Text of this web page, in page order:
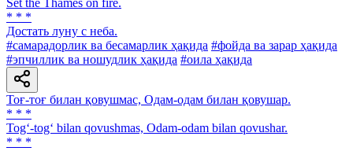
Set the Thames on fire.
* * *
Достать луну с неба.
#самарадорлик ва бесамарлик ҳақида #фойда ва зарар ҳақида
#эпчиллик ва ношудлик ҳақида #оила ҳақида
Тоғ-тоғ билан қовушмас, Одам-одам билан қовушар.
* * *
Tog‘-tog‘ bilan qovushmas, Odam-odam bilan qovushar.
* * *